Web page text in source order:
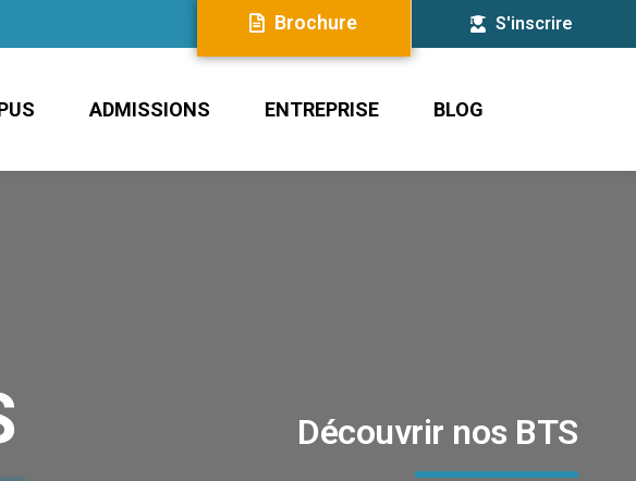
Brochure S'inscrire
ADMISSIONS ENTREPRISE BLOG
Découvrir nos BTS